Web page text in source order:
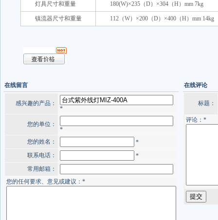
灯具尺寸和重量 180(W)×235（D）×304（H）mm 7kg
镇流器尺寸和重量 112（W）×200（D）×400（H）mm 14kg
在线留言
感兴趣的产品：
*
您的单位：
*
您的姓名：
*
联系电话：
*
常用邮箱：
您的任何要求、意见或建议：*
在线评论
标题：
评论：*